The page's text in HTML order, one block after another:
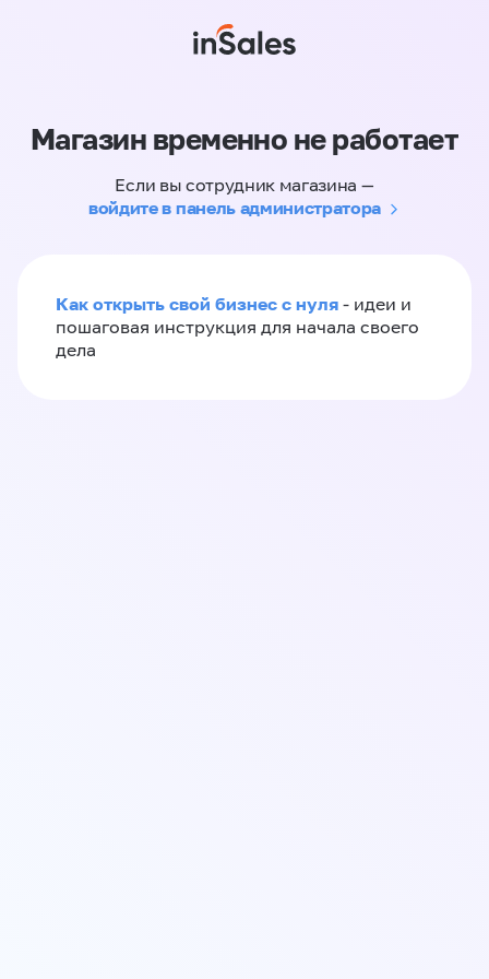
Магазин временно не работает
Если вы сотрудник магазина —
войдите в панель администратора
Как открыть свой бизнес с нуля - идеи и
пошаговая инструкция для начала своего
дела